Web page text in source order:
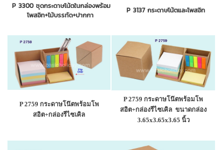
P 3300 ชุดกระดาษโน้ตในกล่องพร้อม
โพสอิท+ไม้บรรทัด+ปากกา
P 3137 กระดาษโน้ตและโพสอิท
P 2759 กระดาษโน๊ตพร้อมโพ
สอิต+กล่องรีไซเคิล
P 2759กระดาษโน๊ตพร้อมโพ
สอิต+กล่องรีไซเคิล ขนาดกล่อง
3.65x3.65x3.65 นิ้ว